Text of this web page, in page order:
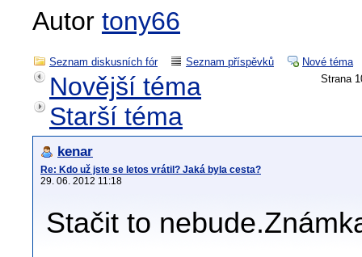
Autor tony66
Seznam diskusních fór Seznam příspěvků
Nové téma
Strana
Novější téma
Starší téma
kenar
Re: Kdo už jste se letos vrátil? Jaká byla cesta?
29. 06. 2012 11:18
Stačit to